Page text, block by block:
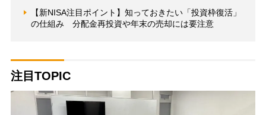
【新NISA注目ポイント】知っておきたい「投資枠復活」
の仕組み 分配金再投資や年末の売却には要注意
注目TOPIC